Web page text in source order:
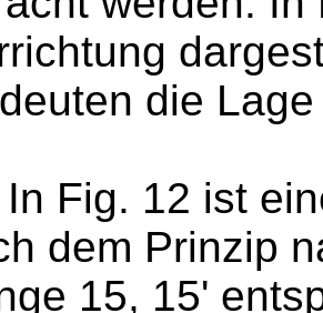
die
In Fig. 12 ist
dem Prinzip
15, 15'